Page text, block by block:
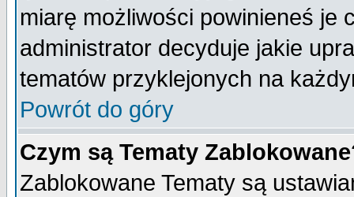
miarę możliwości powinieneś je
administrator decyduje jakie
tematów przyklejonych na
Powrót do góry
Czym są Tematy
Zablokowane Tematy są